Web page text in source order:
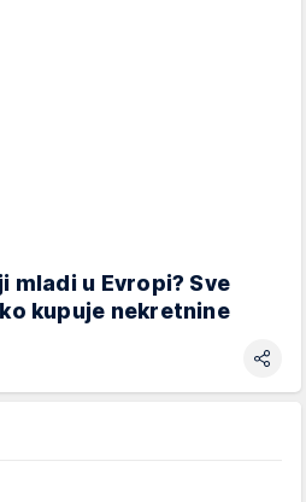
mladi u Evropi? Sve
kupuje nekretnine